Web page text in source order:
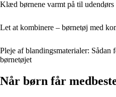
Klæd børnene varmt på til
Let at kombinere – børnetøj med
Pleje af blandingsmaterialer: Sådan
børnetøjet
Når børn får